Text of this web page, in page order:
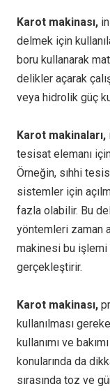
Karot makinası,
delmek için
boru kullanarak
delikler açarak
veya hidrolik güç
Karot makinaları,
tesisat elemanı
Örneğin, sıhhi
sistemler için
fazla olabilir. Bu
yöntemleri zaman
makinesi bu işlemi
gerçekleştirir.
Karot makinası,
kullanılması
kullanımı ve
konularında da
sırasında toz ve